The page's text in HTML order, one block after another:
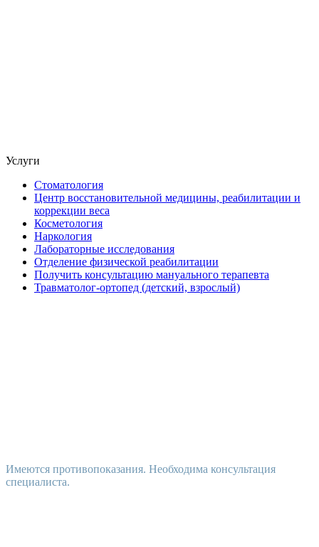
Услуги
Стоматология
Центр восстановительной медицины, реабилитации и
коррекции веса
Косметология
Наркология
Лабораторные исследования
Отделение физической реабилитации
Получить консультацию мануального терапевта
Травматолог-ортопед (детский, взрослый)
Имеются противопоказания. Необходима консультация
специалиста.